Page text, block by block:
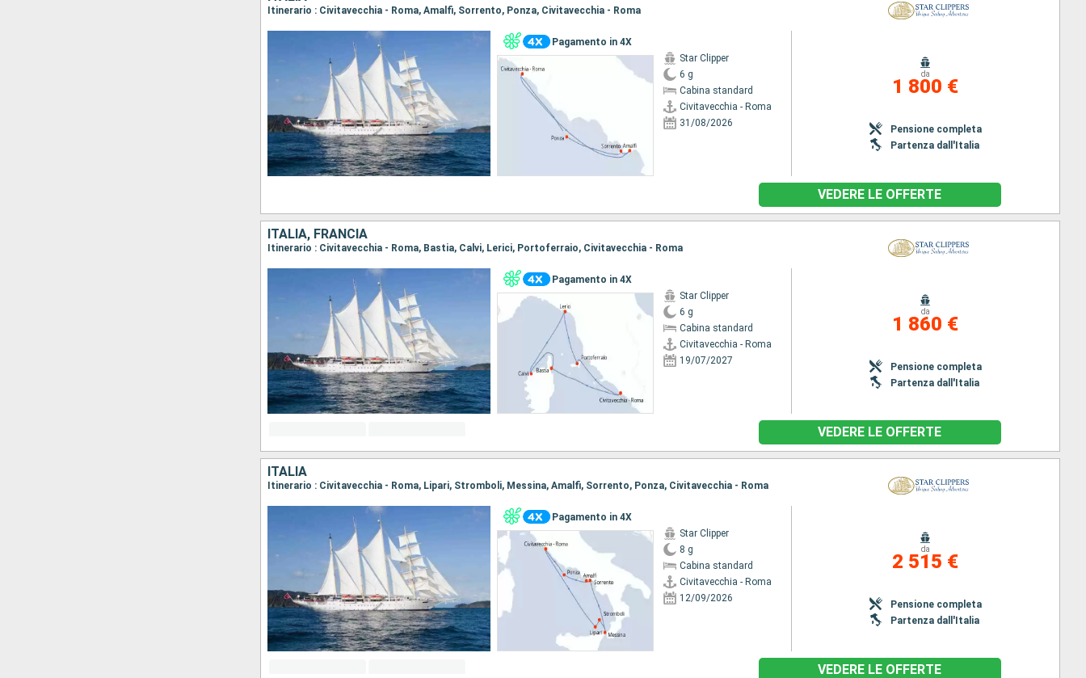
Itinerario : Civitavecchia - Roma, Amalfi, Sorrento, Ponza, Civitavecchia - Roma
Pagamento in 4X
Star Clipper
6 g
Cabina standard
Civitavecchia - Roma
31/08/2026
da
1 800 €
Pensione completa
Partenza dall'Italia
VEDERE LE OFFERTE
ITALIA, FRANCIA
Itinerario : Civitavecchia - Roma, Bastia, Calvi, Lerici, Portoferraio, Civitavecchia - Roma
Pagamento in 4X
Star Clipper
6 g
Cabina standard
Civitavecchia - Roma
19/07/2027
da
1 860 €
Pensione completa
Partenza dall'Italia
VEDERE LE OFFERTE
ITALIA
Itinerario : Civitavecchia - Roma, Lipari, Stromboli, Messina, Amalfi, Sorrento, Ponza, Civitavecchia - Roma
Pagamento in 4X
Star Clipper
8 g
Cabina standard
Civitavecchia - Roma
12/09/2026
da
2 515 €
Pensione completa
Partenza dall'Italia
VEDERE LE OFFERTE